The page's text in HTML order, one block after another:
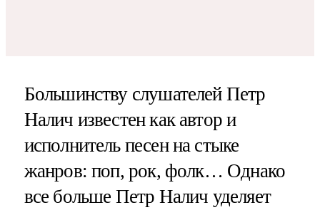
Большинству слушателей Петр
Налич известен как автор и
исполнитель песен на стыке
жанров: поп, рок, фолк… Однако
все больше Петр Налич уделяет